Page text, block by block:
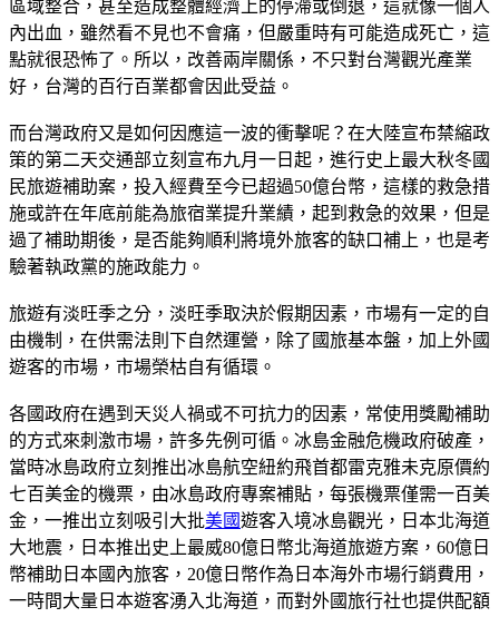
區域整合，甚至造成整體經濟上的停滯或倒退，這就像一個人
內出血，雖然看不見也不會痛，但嚴重時有可能造成死亡，這
點就很恐怖了。所以，改善兩岸關係，不只對台灣觀光產業
好，台灣的百行百業都會因此受益。
而台灣政府又是如何因應這一波的衝擊呢？在大陸宣布禁縮政
策的第二天交通部立刻宣布九月一日起，進行史上最大秋冬國
民旅遊補助案，投入經費至今已超過50億台幣，這樣的救急措
施或許在年底前能為旅宿業提升業績，起到救急的效果，但是
過了補助期後，是否能夠順利將境外旅客的缺口補上，也是考
驗著執政黨的施政能力。
旅遊有淡旺季之分，淡旺季取決於假期因素，市場有一定的自
由機制，在供需法則下自然運營，除了國旅基本盤，加上外國
遊客的市場，市場榮枯自有循環。
各國政府在遇到天災人禍或不可抗力的因素，常使用獎勵補助
的方式來刺激市場，許多先例可循。冰島金融危機政府破產，
當時冰島政府立刻推出冰島航空紐約飛首都雷克雅未克原價約
七百美金的機票，由冰島政府專案補貼，每張機票僅需一百美
金，一推出立刻吸引大批美國遊客入境冰島觀光，日本北海道
大地震，日本推出史上最威80億日幣北海道旅遊方案，60億日
幣補助日本國內旅客，20億日幣作為日本海外市場行銷費用，
一時間大量日本遊客湧入北海道，而對外國旅行社也提供配額